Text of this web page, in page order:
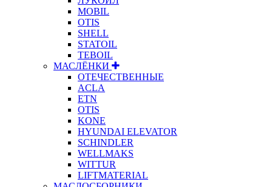
MOBIL
OTIS
SHELL
STATOIL
TEBOIL
МАСЛЁНКИ
ОТЕЧЕСТВЕННЫЕ
ACLA
ETN
OTIS
KONE
HYUNDAI ELEVATOR
SCHINDLER
WELLMAKS
WITTUR
LIFTMATERIAL